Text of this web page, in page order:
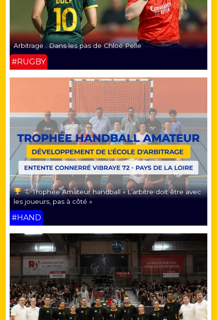
Arbitrage : Dans les pas de Chloé Pelle
#RUGBY
Trophée Amateur handball « L’arbitre doit être avec
les joueurs, pas à côté »
#HAND